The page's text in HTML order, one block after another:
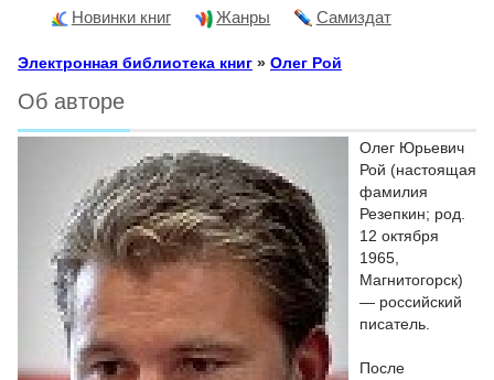
Новинки книг Жанры Самиздат
Электронная библиотека книг » Олег Рой
Об авторе
Олег Юрьевич
Рой (настоящая
фамилия
Резепкин; род.
12 октября
1965,
Магнитогорск)
— российский
писатель.
После